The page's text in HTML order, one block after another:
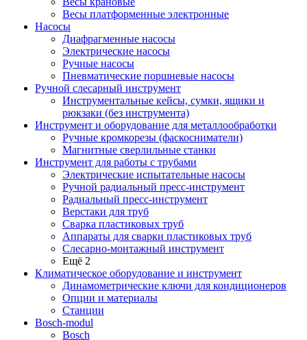
Весы платформенные электронные
Насосы
Диафрагменные насосы
Электрические насосы
Ручные насосы
Пневматические поршневые насосы
Ручной слесарный инструмент
Инструментальные кейсы, сумки, ящики и
рюкзаки (без инструмента)
Инструмент и оборудование для металлообработки
Ручные кромкорезы (фаскосниматели)
Магнитные сверлильные станки
Инструмент для работы с трубами
Электрические испытательные насосы
Ручной радиальный пресс-инструмент
Радиальный пресс-инструмент
Верстаки для труб
Сварка пластиковых труб
Аппараты для сварки пластиковых труб
Слесарно-монтажный инструмент
Ещё 2
Климатическое оборудование и инструмент
Динамометрические ключи для кондиционеров
Опции и материалы
Станции
Bosch-modul
Bosch